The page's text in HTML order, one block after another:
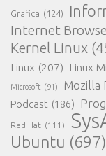
Grafica (124)
Internet
Kernel Linux
Linux (207) Linux
Microsoft (91) Mozilla
Podcast (186)
Red Hat (111)
Ubuntu (697)